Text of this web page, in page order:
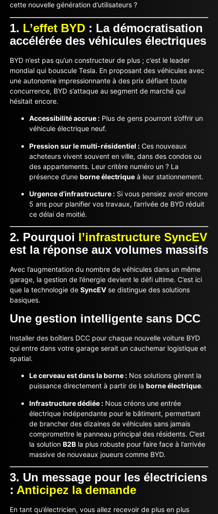
cette nouvelle génération d’utilisateurs ?
1. L’effet BYD : La démocratisation
accélérée des véhicules électriques
BYD n’est pas qu’un constructeur de plus ; c’est le leader
mondial qui bouscule Tesla. En proposant des véhicules avec
une autonomie impressionnante à des prix défiant toute
concurrence, BYD s’attaque au segment de marché qui
hésitait encore.
Accessibilité accrue : Plus de gens pourront s’offrir un
véhicule électrique neuf.
Pression sur le multi-résidentiel : Ces nouveaux
acheteurs vivent souvent en ville, dans des condos ou
des appartements. Leur critère numéro un ? La
présence d’une borne électrique à leur stationnement.
Urgence d’infrastructure : Si vous pensiez avoir encore
5 ans pour planifier vos travaux, l’arrivée de BYD réduit
ce délai de moitié.
2. Pourquoi l’infrastructure SyncEV
est la réponse aux volumes massifs
Avec l’augmentation du nombre de véhicules dans un même
garage, la gestion de l’énergie devient le défi ultime. C’est ici
que la technologie de SyncEV se distingue des solutions
basiques.
Une gestion intelligente sans DCC
Installer des boîtiers DCC pour chaque nouvelle voiture BYD
qui entre dans votre garage serait un cauchemar logistique et
spatial.
Le cerveau est dans la borne : Nos solutions gèrent la
puissance directement à partir de la borne électrique.
Infrastructure dédiée : Nous créons une entrée
électrique indépendante pour le bâtiment, permettant
de brancher des dizaines de véhicules sans jamais
compromettre le panneau principal des résidents. C’est
la solution B2B la plus robuste pour faire face à l’arrivée
massive de nouveaux joueurs comme BYD.
3. Un message pour les électriciens
: Anticipez la demande
En tant qu’électricien, vous allez recevoir de plus en plus